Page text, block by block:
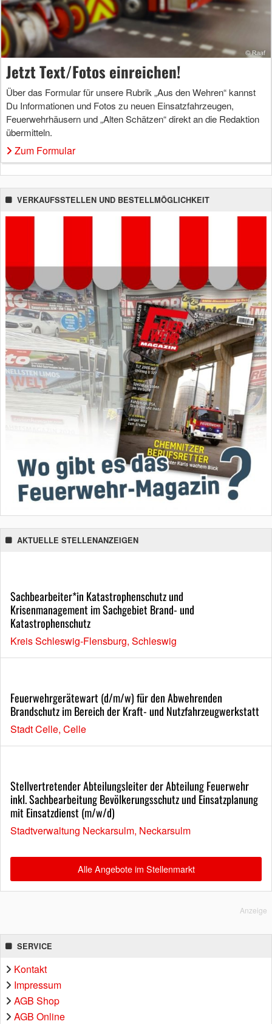
Jetzt Text/Fotos einreichen!
Über das Formular für unsere Rubrik „Aus den Wehren“ kannst
Du Informationen und Fotos zu neuen Einsatzfahrzeugen,
Feuerwehrhäusern und „Alten Schätzen“ direkt an die Redaktion
übermitteln.
Zum Formular
VERKAUFSSTELLEN UND BESTELLMÖGLICHKEIT
AKTUELLE STELLENANZEIGEN
Sachbearbeiter*in Katastrophenschutz und
Krisenmanagement im Sachgebiet Brand- und
Katastrophenschutz
Kreis Schleswig-Flensburg, Schleswig
Feuerwehrgerätewart (d/m/w) für den Abwehrenden
Brandschutz im Bereich der Kraft- und Nutzfahrzeugwerkstatt
Stadt Celle, Celle
Stellvertretender Abteilungsleiter der Abteilung Feuerwehr
inkl. Sachbearbeitung Bevölkerungsschutz und Einsatzplanung
mit Einsatzdienst (m/w/d)
Stadtverwaltung Neckarsulm, Neckarsulm
Alle Angebote im Stellenmarkt
Anzeige
SERVICE
Kontakt
Impressum
AGB Shop
AGB Online